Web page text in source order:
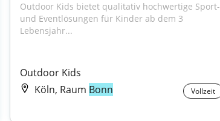
Outdoor Kids bietet qualitativ hochwertige Sport-
und Eventlösungen für Kinder ab dem 3
Lebensjahr...
Outdoor Kids
Köln, Raum Bonn Vollzeit